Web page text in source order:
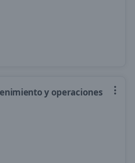
y operaciones